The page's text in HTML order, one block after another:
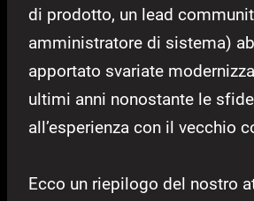
di prodotto, un lead
amministratore di sistema)
apportato svariate
ultimi anni nonostante le
all’esperienza con il vecchio
Ecco un riepilogo del nostro